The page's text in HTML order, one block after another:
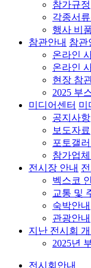
참가규정
각종서
행사 비
참관안내 참관
온라인
온라인
현장 참
2025 부
미디어센터 미
공지사항
보도자료
포토갤러
참가업
전시장 안내
벡스코
교통 및
숙박안내
관광안내
지난 전시회
2025년
전시회안내